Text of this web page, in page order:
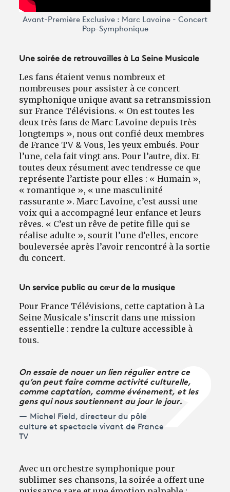
Avant-Première Exclusive : Marc Lavoine - Concert
Pop-Symphonique
Une soirée de retrouvailles à La Seine Musicale
Les fans étaient venus nombreux et
nombreuses pour assister à ce concert
symphonique unique avant sa retransmission
sur France Télévisions. « On est toutes les
deux très fans de Marc Lavoine depuis très
longtemps », nous ont confié deux membres
de France TV & Vous, les yeux embués. Pour
l’une, cela fait vingt ans. Pour l’autre, dix. Et
toutes deux résument avec tendresse ce que
représente l’artiste pour elles : « Humain »,
« romantique », « une masculinité
rassurante ». Marc Lavoine, c’est aussi une
voix qui a accompagné leur enfance et leurs
rêves. « C’est un rêve de petite fille qui se
réalise adulte », sourit l’une d’elles, encore
bouleversée après l’avoir rencontré à la sortie
du concert.
Un service public au cœur de la musique
Pour France Télévisions, cette captation à La
Seine Musicale s’inscrit dans une mission
essentielle : rendre la culture accessible à
tous.
On essaie de nouer un lien régulier entre ce
qu’on peut faire comme activité culturelle,
comme captation, comme événement, et les
gens qui nous soutiennent au jour le jour.
Michel Field, directeur du pôle
culture et spectacle vivant de France
TV
Avec un orchestre symphonique pour
sublimer ses chansons, la soirée a offert une